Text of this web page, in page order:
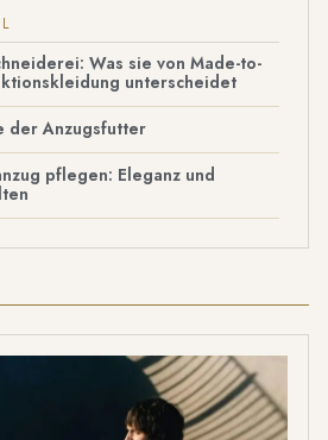
Was sie von Made-to-
unterscheidet
der Anzugsfutter
pflegen: Eleganz und